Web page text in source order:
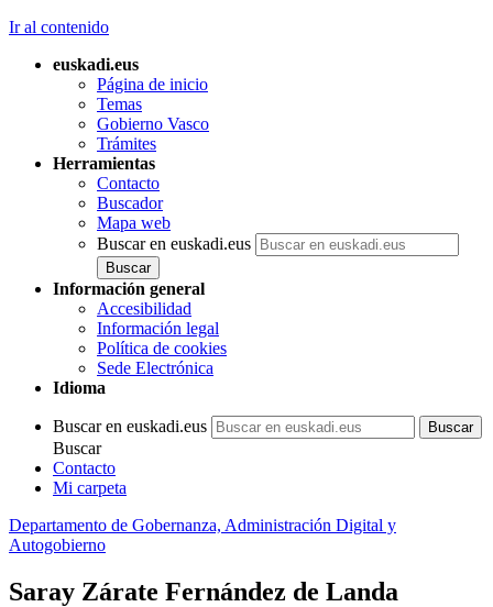
Ir al contenido
euskadi.eus
Página de inicio
Temas
Gobierno Vasco
Trámites
Herramientas
Contacto
Buscador
Mapa web
Buscar en euskadi.eus
Información general
Accesibilidad
Información legal
Política de cookies
Sede Electrónica
Idioma
Buscar en euskadi.eus
Buscar
Contacto
Mi carpeta
Departamento de Gobernanza, Administración Digital y
Autogobierno
Saray Zárate Fernández de Landa